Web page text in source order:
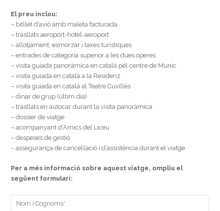
El preu inclou:
– bitllet d’avió amb maleta facturada
– trasllats aeroport-hotel-aeroport
– allotjament, esmorzar i taxes turístiques
– entrades de categoria superior a les dues òperes
– visita guiada panoràmica en català pel centre de Munic
– visita guiada en català a la Residenz
– visita guiada en català al Teatre Cuvillés
– dinar de grup (últim dia)
– trasllats en autocar durant la visita panoràmica
– dossier de viatge
– acompanyant d’Amics del Liceu
– despeses de gestió
– assegurança de cancel·lació i d’assistència durant el viatge
Per a més informació sobre aquest viatge, ompliu el
següent formulari: